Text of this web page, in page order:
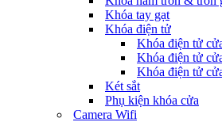
Khóa tay gạt
Khóa điện tử
Khóa điện tử
Khóa điện tử
Khóa điện tử
Két sắt
Phụ kiện khóa cửa
Camera Wifi